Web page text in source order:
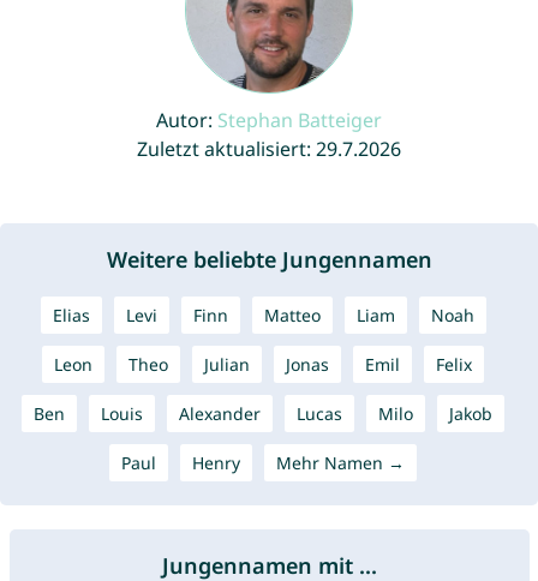
Autor: Stephan Batteiger
Zuletzt aktualisiert: 29.7.2026
Weitere beliebte Jungennamen
Elias Levi Finn Matteo Liam Noah
Leon Theo Julian Jonas Emil Felix
Ben Louis Alexander Lucas Milo Jakob
Paul Henry Mehr Namen →
Jungennamen mit ...